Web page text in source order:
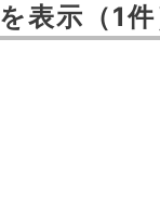
を表示 （1件